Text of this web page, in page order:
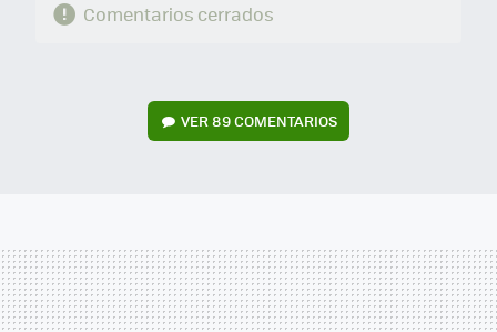
Comentarios cerrados
VER89 COMENTARIOS